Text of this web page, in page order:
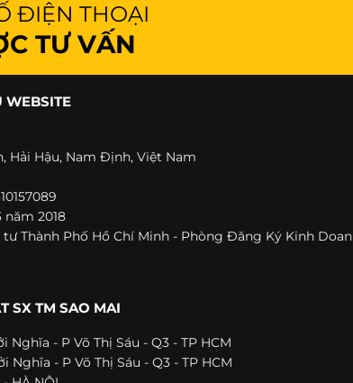
ĐIỆN THOẠI
TƯ VẤN
WEBSITE
Hải Hậu, Nam Định, Việt Nam
2018
tư Thành Phố Hồ Chí Minh - Phòng Đăng Ký Kinh
SX TM SAO MAI
Nghĩa - P Võ Thị Sáu - Q3 - TP HCM
Nghĩa - P Võ Thị Sáu - Q3 - TP HCM